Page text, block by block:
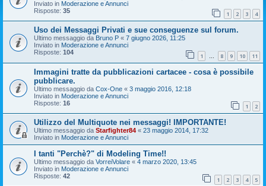
Inviato in Moderazione e Annunci
Risposte: 35 1 2 3 4
Uso dei Messaggi Privati e sue conseguenze sul forum.
Ultimo messaggio da Bruno P « 7 giugno 2026, 11:25
Inviato in Moderazione e Annunci
Risposte: 104 1 … 8 9 10 11
Immagini tratte da pubblicazioni cartacee - cosa è possibile
pubblicare.
Ultimo messaggio da Cox-One « 3 maggio 2016, 12:18
Inviato in Moderazione e Annunci
Risposte: 16 1 2
Utilizzo del Multiquote nei messaggi! IMPORTANTE!
Ultimo messaggio da Starfighter84 « 23 maggio 2014, 17:32
Inviato in Moderazione e Annunci
I tanti "Perchè?" di Modeling Time!!
Ultimo messaggio da VorreiVolare « 4 marzo 2020, 13:45
Inviato in Moderazione e Annunci
Risposte: 42 1 2 3 4 5